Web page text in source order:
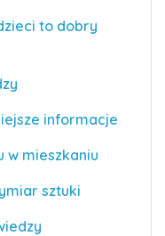
to dobry
informacje
w mieszkaniu
sztuki